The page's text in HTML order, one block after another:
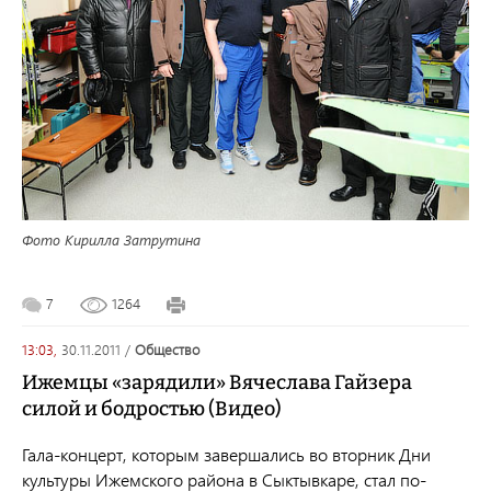
Фото Кирилла Затрутина
7 1264
13:03, 30.11.2011 / общество
Ижемцы «зарядили» Вячеслава Гайзера
силой и бодростью (Видео)
Гала-концерт, которым завершались во вторник Дни
культуры Ижемского района в Сыктывкаре, стал по-